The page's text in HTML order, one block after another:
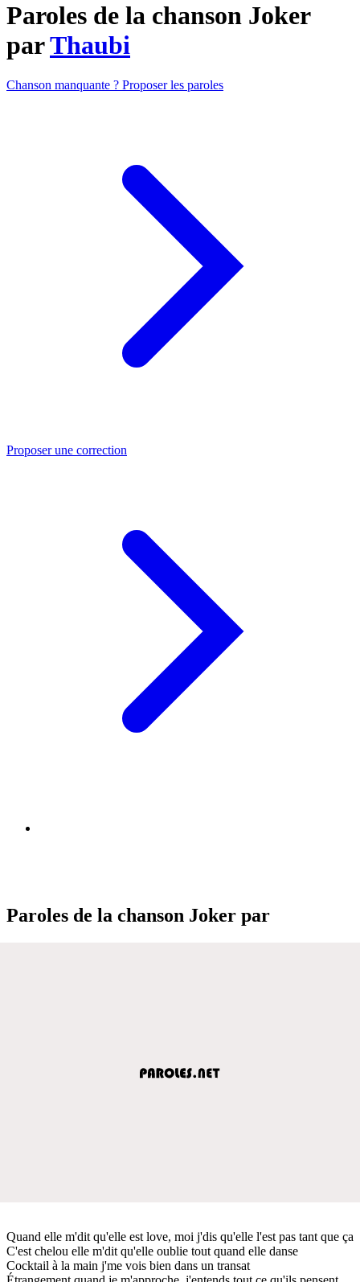
Paroles de la chanson Joker
parThaubi
Chanson manquante ? Proposer les paroles
Proposer une correction
Paroles de la chanson Joker par
Quand elle m'dit qu'elle est love, moi j'dis qu'elle l'est pas tant que ça
C'est chelou elle m'dit qu'elle oublie tout quand elle danse
Cocktail à la main j'me vois bien dans un transat